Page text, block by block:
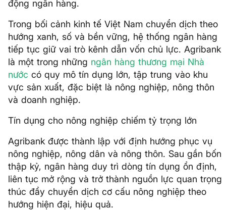
động ngân hàng.
Trong bối cảnh kinh tế Việt Nam chuyển dịch theo
hướng xanh, số và bền vững, hệ thống ngân hàng
tiếp tục giữ vai trò kênh dẫn vốn chủ lực. Agribank
là một trong những ngân hàng thương mại Nhà
nước có quy mô tín dụng lớn, tập trung vào khu
vực sản xuất, đặc biệt là nông nghiệp, nông thôn
và doanh nghiệp.
Tín dụng cho nông nghiệp chiếm tỷ trọng lớn
Agribank được thành lập với định hướng phục vụ
nông nghiệp, nông dân và nông thôn. Sau gần bốn
thập kỷ, ngân hàng duy trì dòng tín dụng ổn định,
liên tục mở rộng và trở thành nguồn lực quan trọng
thúc đẩy chuyển dịch cơ cấu nông nghiệp theo
hướng hiện đại, hiệu quả.